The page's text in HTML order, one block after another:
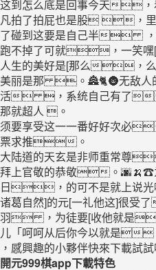
这到怎么底是回事今天
凡拍了拍屁也是股 ，
了碰到这要是自己半 ，
跑不掉了可就，一
人生的美好是[那么，
美丽是那 。🏯🐈🌚无敌
活 ，系统自己有了
那就超人 。
须要享受这一一番好好次必
票求推。
大陆道的天玄是非师重常尊
拜上官敬的恭敬。
日，的可不是就上说
诸葛自然]的元[一礼他这]很受
羽 ，为徒要[收他就是
儿「呵呵从后你今以就是
，感興趣的小夥伴快來下載試試
開元999棋app下載特色